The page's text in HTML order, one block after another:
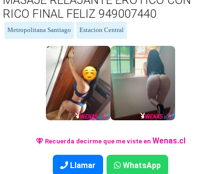
RICO FINAL FELIZ 949007440
Metropolitana Santiago Estacion Central
Recuerda decirme que me viste en Wenas.cl
Llamar WhatsApp